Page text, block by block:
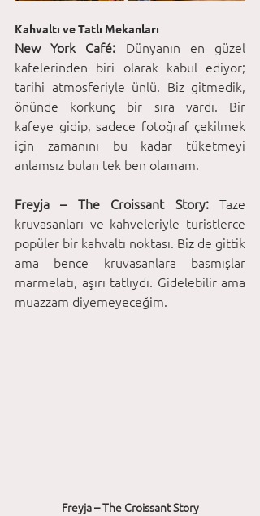
Kahvaltı ve Tatlı Mekanları
New York Café: Dünyanın en güzel
kafelerinden biri olarak kabul ediyor;
tarihi atmosferiyle ünlü. Biz gitmedik,
önünde korkunç bir sıra vardı. Bir
kafeye gidip, sadece fotoğraf çekilmek
için zamanını bu kadar tüketmeyi
anlamsız bulan tek ben olamam.
Freyja – The Croissant Story: Taze
kruvasanları ve kahveleriyle turistlerce
popüler bir kahvaltı noktası. Biz de gittik
ama bence kruvasanlara basmışlar
marmelatı, aşırı tatlıydı. Gidelebilir ama
muazzam diyemeyeceğim.
Freyja – The Croissant Story